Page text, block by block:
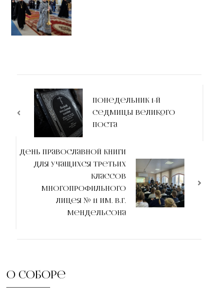
Понедельник 1-й
седмицы Великого
поста
День православной книги
для учащихся третьих
классов
Многопрофильного
лицея № 11 им. В.Г.
Мендельсона
О соборе